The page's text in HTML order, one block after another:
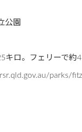
公園
キロ。フェリーで約
parks/